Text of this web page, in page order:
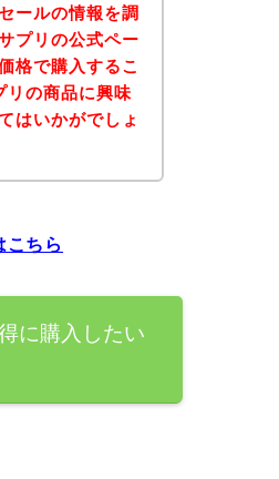
ールの情報を調
プリの公式ペー
格で購入するこ
リの商品に興味
はいかがでしょ
こちら
に購入したい